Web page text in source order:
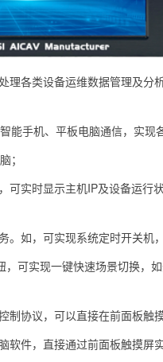
理各类设备运维数据管理及
手机、平板电脑通信，实现
；
可实时显示主机IP及设备运
如，可实现系统定时开关机
可实现一键快速场景切换，
协议，可以直接在前面板触
件，直接通过前面板触摸屏